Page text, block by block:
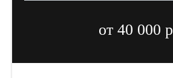
от 40 000 р